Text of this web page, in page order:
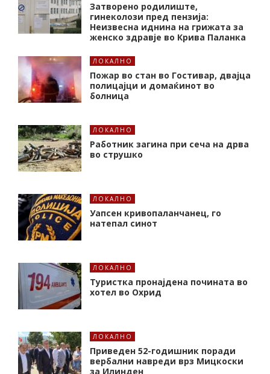
Затворено родилиште,
гинеколози пред пензија:
Неизвесна иднина на грижата за
женско здравје во Крива Паланка
ЛОКАЛНО
Пожар во стан во Гостивар, двајца
полицајци и домаќинот во
болница
ЛОКАЛНО
Работник загина при сеча на дрва
во струшко
ЛОКАЛНО
Уапсен кривопаланчанец, го
натепал синот
ЛОКАЛНО
Туристка пронајдена почината во
хотел во Охрид
ЛОКАЛНО
Приведен 52-годишник поради
вербални навреди врз Мицкоски
за Илинден